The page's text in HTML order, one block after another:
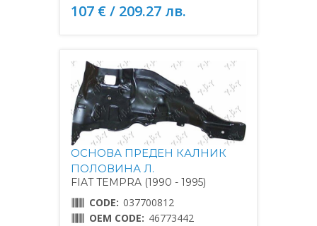
107 € / 209.27 лв.
ОСНОВА ПРЕДЕН КАЛНИК
ПОЛОВИНА Л.
FIAT TEMPRA (1990 - 1995)
CODE: 037700812
OEM CODE: 46773442